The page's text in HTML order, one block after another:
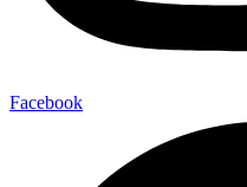
Facebook